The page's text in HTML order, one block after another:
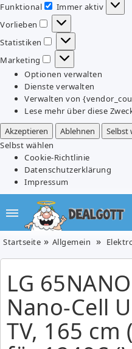
Funktional
Funktional
Immer aktiv
Vorlieben
Vorlieben
Statistiken
Statistiken
Marketing
Marketing
Optionen verwalten
Dienste verwalten
Verwalten von
Lese mehr über diese
Akzeptieren
Ablehnen Selbst
Selbst wählen
Cookie-Richtlinie
Datenschutzerklärung
Impressum
Startseite Allgemein
LG
Nano-Cell
TV, 165 cm